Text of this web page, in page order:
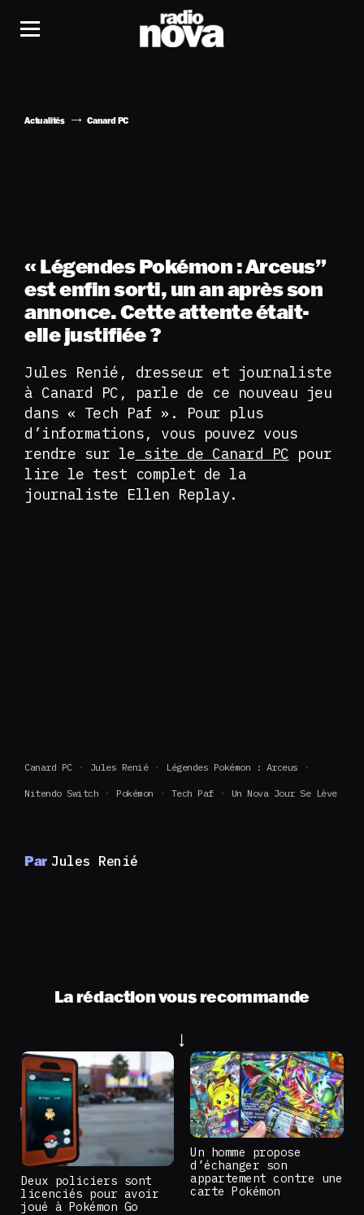
Actualités Canard PC
« Légendes Pokémon : Arceus”
est enfin sorti, un an après son
annonce. Cette attente était-
elle justifiée ?
Jules Renié, dresseur et journaliste
à Canard PC, parle de ce nouveau jeu
dans « Tech Paf ». Pour plus
d’informations, vous pouvez vous
rendre sur le site de Canard PC pour
lire le test complet de la
journaliste Ellen Replay.
Canard PC Jules Renié Légendes Pokémon : Arceus
Nitendo Switch Pokémon Tech Paf Un Nova Jour Se Lève
Par Jules Renié
La rédaction vous recommande
Deux policiers sont
licenciés pour avoir
joué à Pokémon Go
Un homme propose
d’échanger son
appartement contre une
carte Pokémon